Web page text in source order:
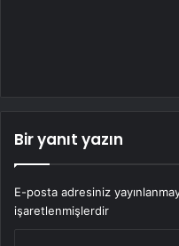
Bir yanıt yazın
E-posta adresiniz
işaretlenmişlerdir